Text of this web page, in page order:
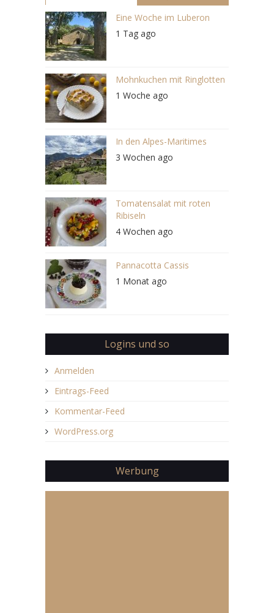
Eine Woche im Luberon
1 Tag ago
Mohnkuchen mit Ringlotten
1 Woche ago
In den Alpes-Maritimes
3 Wochen ago
Tomatensalat mit roten
Ribiseln
4 Wochen ago
Pannacotta Cassis
1 Monat ago
Logins und so
Anmelden
Eintrags-Feed
Kommentar-Feed
WordPress.org
Werbung